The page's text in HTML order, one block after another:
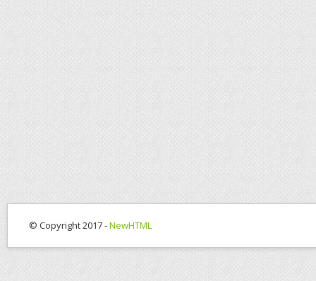
© Copyright 2017 -NewHTML